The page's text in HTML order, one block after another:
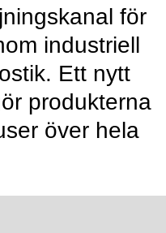
för
industriell
Ett nytt
produkterna
över hela